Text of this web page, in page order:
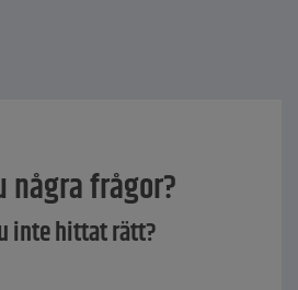
några frågor?
inte hittat rätt?